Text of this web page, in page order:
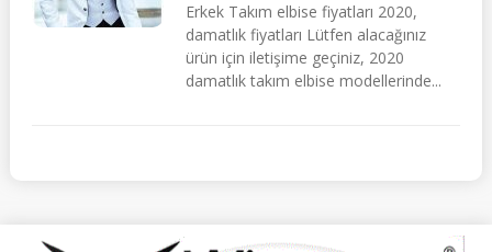
Erkek Takım elbise fiyatları 2020,
damatlık fiyatları Lütfen alacağınız
ürün için iletişime geçiniz, 2020
damatlık takım elbise modellerinde...